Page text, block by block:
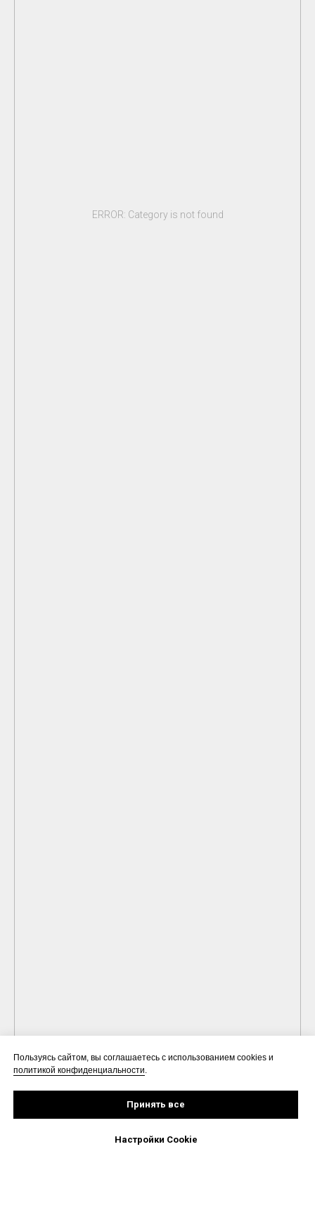
ERROR: Category is not found
Пользуясь сайтом, вы соглашаетесь с использованием cookies и
политикой конфиденциальности.
Принять все
Настройки Cookie